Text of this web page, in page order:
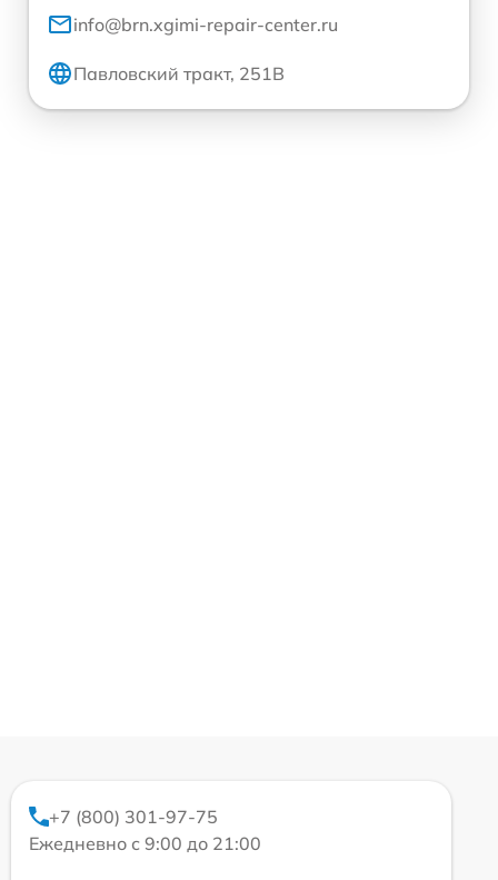
info@brn.xgimi-repair-center.ru
Павловский тракт, 251В
+7 (800) 301-97-75
Ежедневно с 9:00 до 21:00